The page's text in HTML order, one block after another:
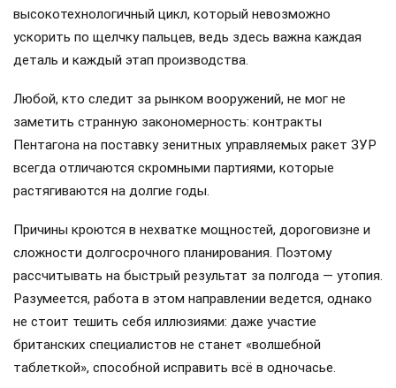
высокотехнологичный цикл, который невозможно
ускорить по щелчку пальцев, ведь здесь важна каждая
деталь и каждый этап производства.
Любой, кто следит за рынком вооружений, не мог не
заметить странную закономерность: контракты
Пентагона на поставку зенитных управляемых ракет ЗУР
всегда отличаются скромными партиями, которые
растягиваются на долгие годы.
Причины кроются в нехватке мощностей, дороговизне и
сложности долгосрочного планирования. Поэтому
рассчитывать на быстрый результат за полгода — утопия.
Разумеется, работа в этом направлении ведется, однако
не стоит тешить себя иллюзиями: даже участие
британских специалистов не станет «волшебной
таблеткой», способной исправить всё в одночасье.